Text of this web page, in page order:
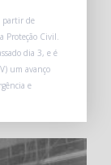
partir de
Proteção Civil.
dia 3, e é
um avanço
e